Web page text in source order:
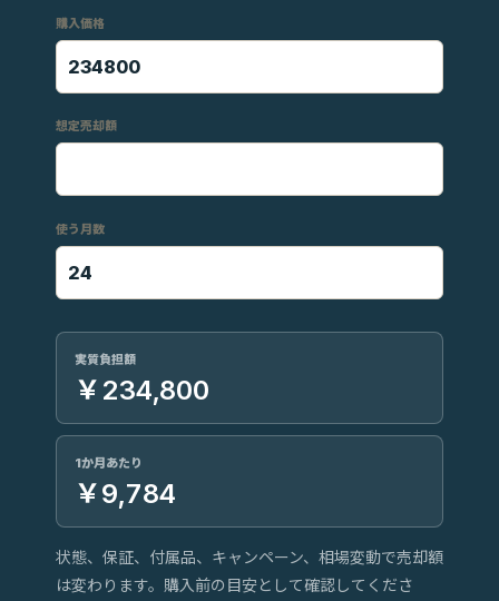
購入価格
想定売却額
使う月数
実質負担額
￥234,800
1か月あたり
￥9,784
状態、保証、付属品、キャンペーン、相場変動で売却額
は変わります。購入前の目安として確認してくださ